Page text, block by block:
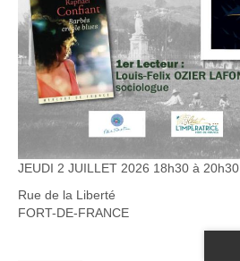
JEUDI 2 JUILLET 2026 18h30 à 20h30
Rue de la Liberté
FORT-DE-FRANCE